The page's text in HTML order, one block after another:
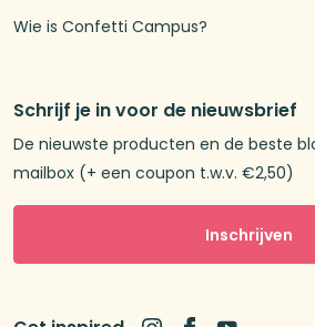
Wie is Confetti Campus?
Schrijf je in voor de nieuwsbrief
De nieuwste producten en de beste
mailbox (+ een coupon t.w.v. €2,50)
Inschrijven